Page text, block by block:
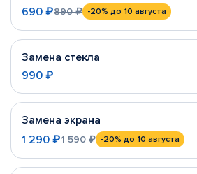
690 ₽890 ₽ -20% до 10 августа
Замена стекла
990 ₽
Замена экрана
1 290 ₽1 590 ₽ -20% до 10 августа